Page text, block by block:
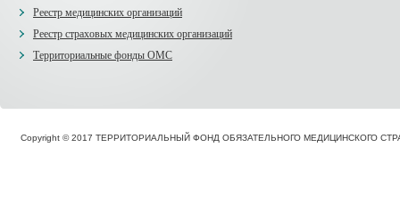
Реестр медицинских организаций
Реестр страховых медицинских организаций
Территориальные фонды ОМС
Copyright © 2017 ТЕРРИТОРИАЛЬНЫЙ ФОНД ОБЯЗАТЕЛЬНОГО МЕДИЦИНСКОГО